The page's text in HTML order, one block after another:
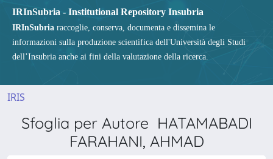
IRInSubria - Institutional Repository Insubria
IRInSubria raccoglie, conserva, documenta e dissemina le
informazioni sulla produzione scientifica dell'Università degli Studi
dell’Insubria anche ai fini della valutazione della ricerca.
IRIS
Sfoglia per Autore HATAMABADI
FARAHANI, AHMAD